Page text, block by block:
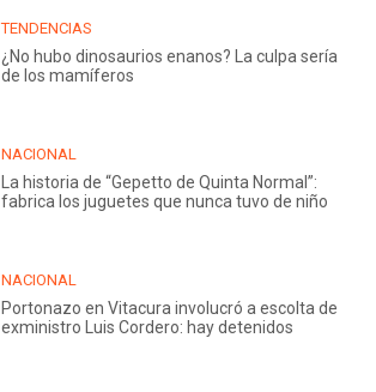
TENDENCIAS
¿No hubo dinosaurios enanos? La culpa sería
de los mamíferos
NACIONAL
La historia de “Gepetto de Quinta Normal”:
fabrica los juguetes que nunca tuvo de niño
NACIONAL
Portonazo en Vitacura involucró a escolta de
exministro Luis Cordero: hay detenidos